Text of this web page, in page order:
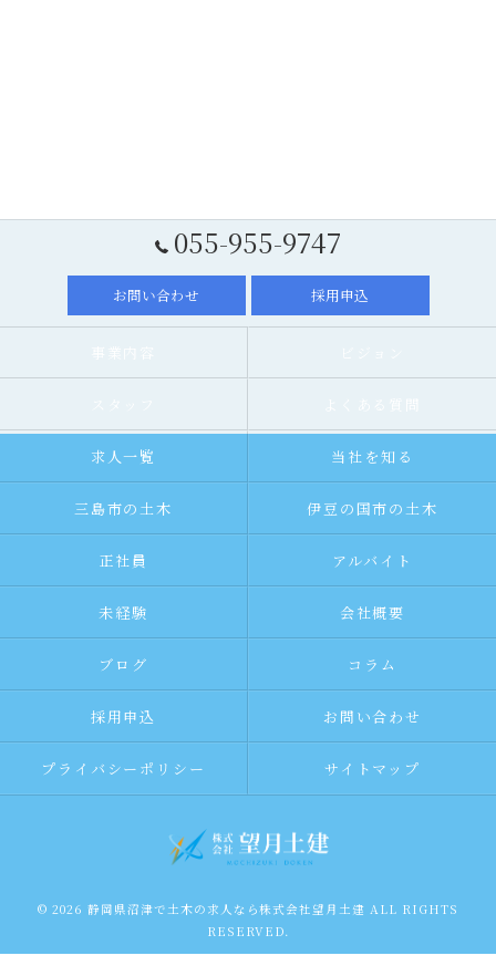
055-955-9747
お問い合わせ 採用申込
求人一覧 当社を知る
三島市の土木 伊豆の国市の土木
正社員 アルバイト
未経験 会社概要
ブログ コラム
採用申込 お問い合わせ
プライバシーポリシー サイトマップ
© 2026 静岡県沼津で土木の求人なら株式会社望月土建 ALL RIGHTS
RESERVED.